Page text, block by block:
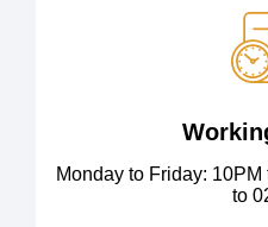
Monday to Friday:
to